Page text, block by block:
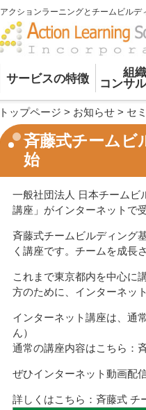
アクションラーニングとチームビルデ
サービスの特徴
組
コンサ
トップページ > お知らせ > セ
斉藤式チームビ
始
一般社団法人 日本チームビ
講座」がインターネットで
斉藤式チームビルディング
く講座です。チームを成長
これまで東京都内を中心に
方のために、インターネッ
インターネット講座は、通
ん）
通常の講座内容はこちら：
ぜひインターネット動画配
詳しくはこちら： 斉藤式 チ